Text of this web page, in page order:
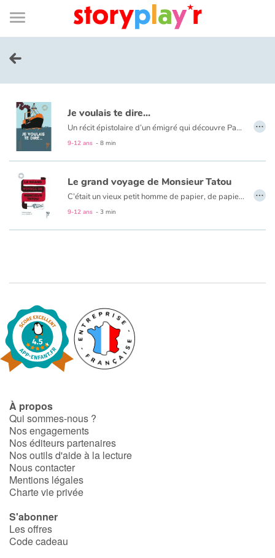
Connexion
Bibliothèque
de
page
Menu
Je me connecte
Tester gratuitement
Bibliothèque
Prix
Accueil
Fable, mythe, littérature et poésie
Princesses et princes, rois, reines et dragons
Ogres, monstres et sorcières
Héroïnes et héros
Écologie, nature, saisons
Les animaux
Voyage, épopée, enquête, aventure
Autour du monde
Apprentissage
Je voulais te dire...
Un récit épistolaire d’un émigré qui découvre Paris et la dure réalité de son statut.
9-12 ans - 8 min
…
Le grand voyage de Monsieur Tatou
C’était un vieux petit homme de papier, de papier de la tête aux pieds. Et partout où il allait on lui demandait : Papiers ! Qui êtes-vous que faites-vous où allez-vous ?
9-12 ans - 3 min
…
À propos
Qui sommes-nous ?
Nos engagements
Nos éditeurs partenaires
Nos outils d'aide à la lecture
Nous contacter
Mentions légales
Charte vie privée
S'abonner
Les offres
Code cadeau